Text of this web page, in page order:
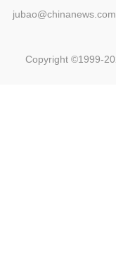
Copyright ©1999-